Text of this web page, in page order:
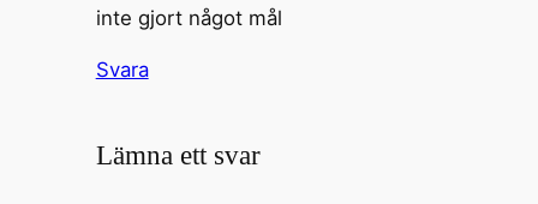
inte gjort något mål
Svara
Lämna ett svar